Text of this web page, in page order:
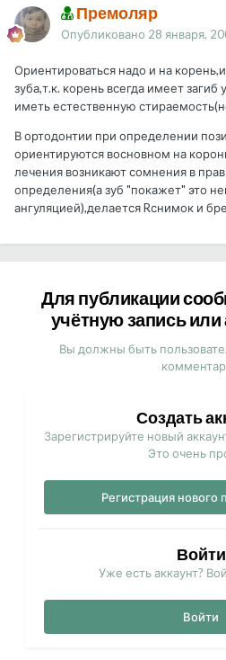
Премоляр
Опубликовано 28 января,
Ориентироваться надо и на
зуба,т.к. корень всегда имеет
иметь естественную
В ортодонтии при определении
ориентируются восновном на
лечения возникают сомнения в
определения(а зуб "покажет" это
ангуляцией),делается Rснимок и
Для публикации
учётную запись или
Вы должны быть
Создать
Зарегистрируйте новый
Это очень
Регистрация нового
Войти
Уже есть аккаунт?
Войти